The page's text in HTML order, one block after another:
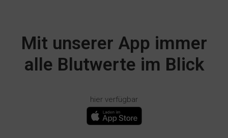
Mit unserer App immer
alle Blutwerte im Blick
hier verfügbar